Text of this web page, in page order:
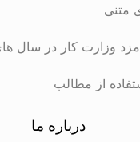
کار در سال های مختلف